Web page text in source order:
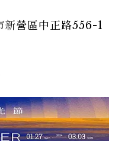
新營區中正路556-1